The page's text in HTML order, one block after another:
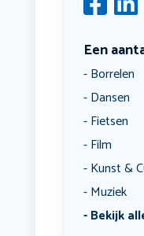
Een
Borrelen
Dansen
Fietsen
Film
Kunst &
Muziek
Bekijk